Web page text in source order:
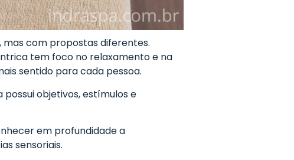
com propostas diferentes.
tem foco no relaxamento e na
sentido para cada pessoa.
objetivos, estímulos e
em profundidade a
sensoriais.